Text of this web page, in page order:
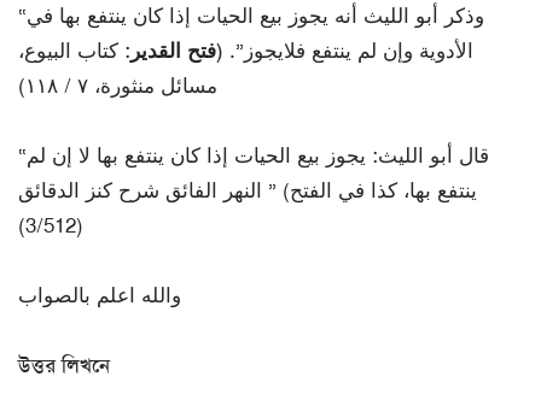
“وذكر أبو الليث أنه يجوز بيع الحيات إذا كان ينتفع بها في
الأدوية وإن لم ينتفع فلايجوز”. (فتح القدير: كتاب البيوع،
مسائل منثورة، ٧ / ١١٨)
“قال أبو الليث: يجوز بيع الحيات إذا كان ينتفع بها لا إن لم
ينتفع بها، كذا في الفتح) ” النهر الفائق شرح كنز الدقائق
(3/512)
والله اعلم بالصواب
উত্তর লিখনে